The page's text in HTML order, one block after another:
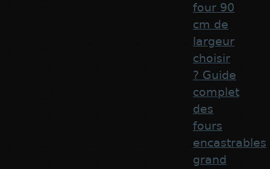
four 90
cm de
largeur
choisir
? Guide
complet
des
fours
encastrables
grand